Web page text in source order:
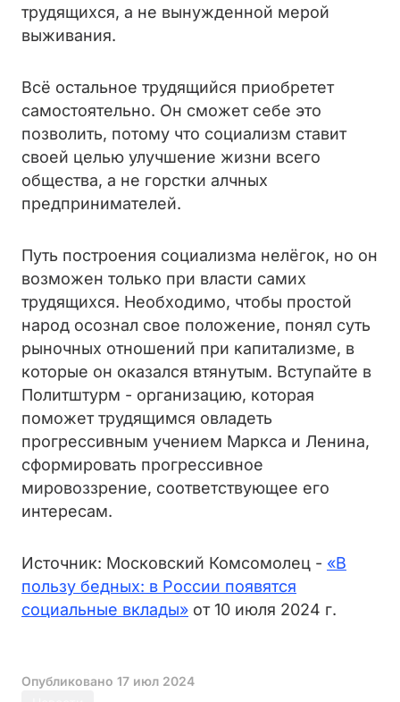
трудящихся, а не вынужденной мерой
выживания.
Всё остальное трудящийся приобретет
самостоятельно. Он сможет себе это
позволить, потому что социализм ставит
своей целью улучшение жизни всего
общества, а не горстки алчных
предпринимателей.
Путь построения социализма нелёгок, но он
возможен только при власти самих
трудящихся. Необходимо, чтобы простой
народ осознал свое положение, понял суть
рыночных отношений при капитализме, в
которые он оказался втянутым. Вступайте в
Политштурм - организацию, которая
поможет трудящимся овладеть
прогрессивным учением Маркса и Ленина,
сформировать прогрессивное
мировоззрение, соответствующее его
интересам.
Источник: Московский Комсомолец - «В
пользу бедных: в России появятся
социальные вклады» от 10 июля 2024 г.
Опубликовано 17 июл 2024